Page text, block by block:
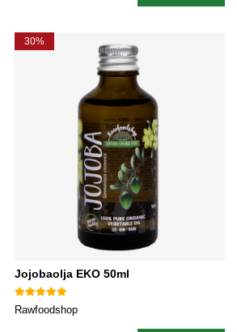
30%
Jojobaolja EKO 50ml
Rawfoodshop